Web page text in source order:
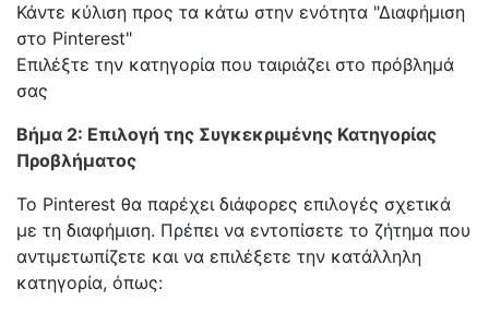
Κάντε κύλιση προς τα κάτω στην ενότητα "Διαφήμιση
στο Pinterest"
Επιλέξτε την κατηγορία που ταιριάζει στο πρόβλημά
σας
Βήμα 2: Επιλογή της Συγκεκριμένης Κατηγορίας
Προβλήματος
Το Pinterest θα παρέχει διάφορες επιλογές σχετικά
με τη διαφήμιση. Πρέπει να εντοπίσετε το ζήτημα που
αντιμετωπίζετε και να επιλέξετε την κατάλληλη
κατηγορία, όπως: